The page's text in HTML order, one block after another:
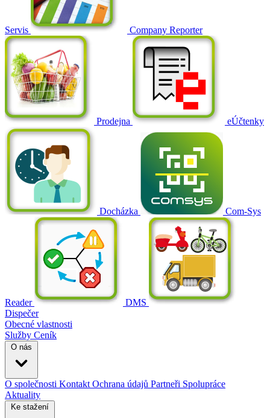
Servis Company Reporter
Prodejna eÚčtenky
Docházka Com-Sys
Reader
DMS
Dispečer
Obecné vlastnosti
Služby Ceník
O nás
O společnosti Kontakt Ochrana údajů Partneři Spolupráce
Aktuality
Ke stažení